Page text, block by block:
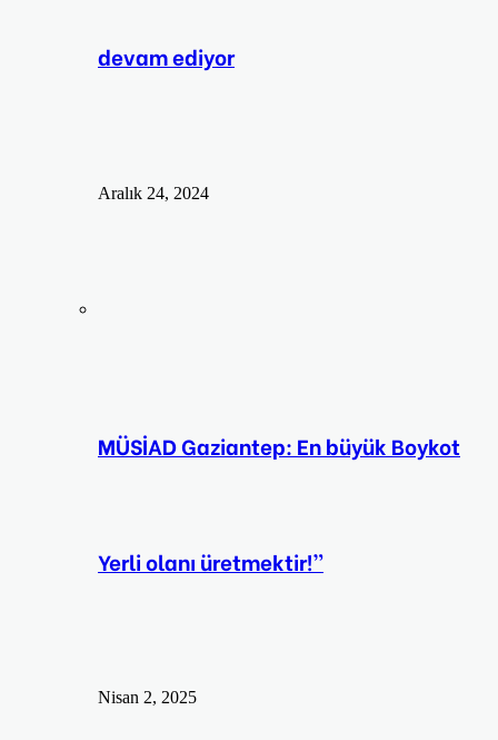
devam ediyor
Aralık 24, 2024
MÜSİAD Gaziantep: En büyük Boykot
Yerli olanı üretmektir!”
Nisan 2, 2025